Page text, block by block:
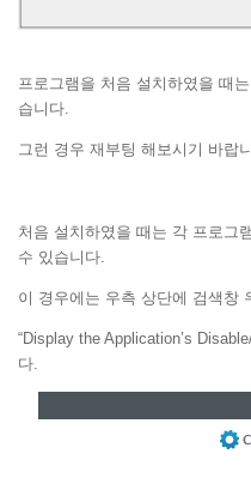
프로그램을 처음 설치하였을 때
습니다.
그런 경우 재부팅 해보시기 바랍
처음 설치하였을 때는 각 프로그
수 있습니다.
이 경우에는 우측 상단에 검색창
“Display the Application’s
다.